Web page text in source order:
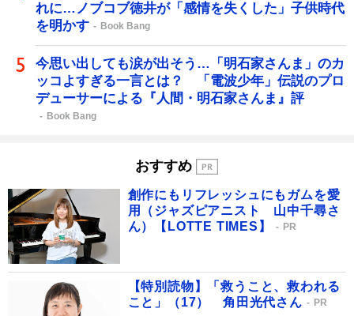
れに…ノブコブ徳井が「感情を失くした」子供時代
を明かす
Book Bang
今思い出しても涙が出そう…「明石家さんま」のカ
ッコよすぎる一言とは？ 「電波少年」伝説のプロ
デューサーによる『人間・明石家さんま』評
Book Bang
おすすめ
創作にもリフレッシュにもガムを愛
用（ジャズピアニスト 山中千尋さ
ん）【LOTTE TIMES】
PR
【特別読物】「救うこと、救われる
こと」（17） 角田光代さん
PR